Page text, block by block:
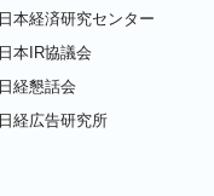
日本経済研究センター
日本IR協議会
日経懇話会
日経広告研究所